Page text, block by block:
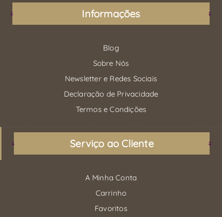
Informações
Blog
Sobre Nós
Newsletter e Redes Sociais
Declaração de Privacidade
Termos e Condições
Serviço ao Cliente
A Minha Conta
Carrinho
Favoritos